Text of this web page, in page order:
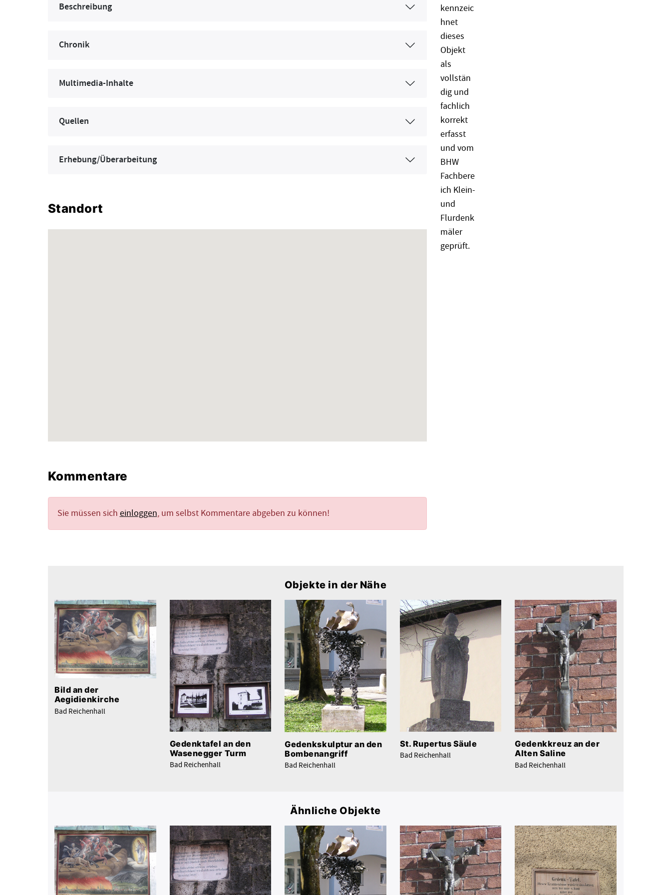
Beschreibung
Chronik
Multimedia-Inhalte
Quellen
Erhebung/Überarbeitung
Standort
Kommentare
Sie müssen sich einloggen, um selbst Kommentare abgeben zu können!
Objekte in der Nähe
Bild an der
Aegidienkirche
Bad Reichenhall
Gedenktafel an den
Wasenegger Turm
Bad Reichenhall
Gedenkskulptur an den
Bombenangriff
Bad Reichenhall
St. Rupertus Säule
Bad Reichenhall
Gedenkkreuz an der
Alten Saline
Bad Reichenhall
Ähnliche Objekte